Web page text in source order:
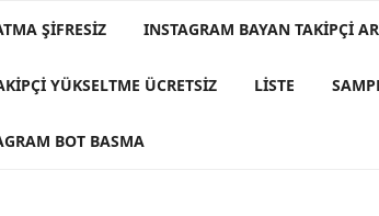
ŞIFRESIZ INSTAGRAM BAYAN TAKIPÇI
YÜKSELTME ÜCRETSIZ LISTE
BOT BASMA